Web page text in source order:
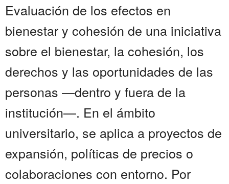
Evaluación de los efectos en
bienestar y cohesión de una iniciativa
sobre el bienestar, la cohesión, los
derechos y las oportunidades de las
personas —dentro y fuera de la
institución—. En el ámbito
universitario, se aplica a proyectos de
expansión, políticas de precios o
colaboraciones con entorno. Por